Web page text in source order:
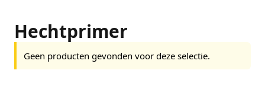
Hechtprimer
Geen producten gevonden voor deze selectie.